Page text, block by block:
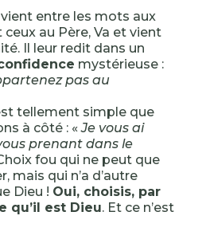
entre les mots aux
au Père, Va et vient
Il leur redit dans un
mystérieuse :
pas au
tellement simple que
à côté : «Je vous ai
prenant dans le
fou qui ne peut que
mais qui n’a d’autre
Dieu ! Oui, choisis, par
qu’il est Dieu. Et ce n’est